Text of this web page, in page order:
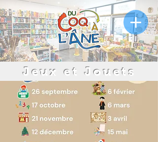
Jeux et Jouets